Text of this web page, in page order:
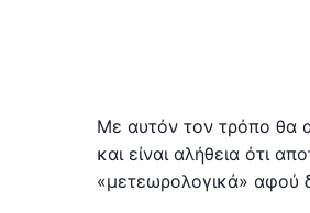
Με αυτόν τον τρόπο θα
και είναι αλήθεια ότι
«μετεωρολογικά» αφού